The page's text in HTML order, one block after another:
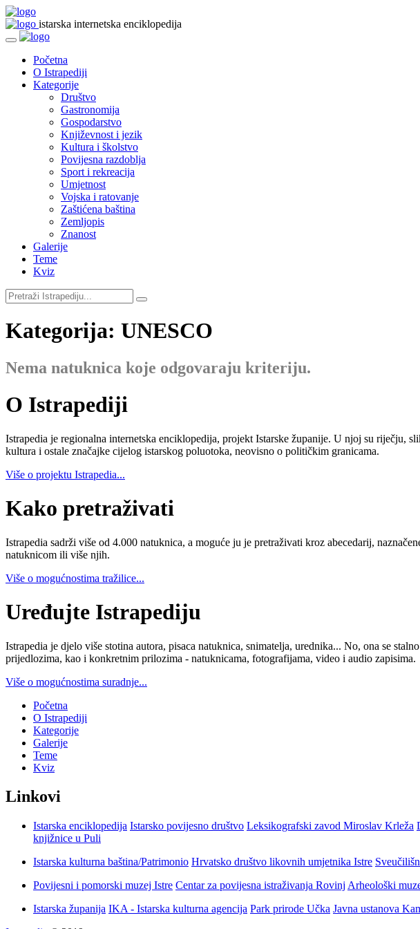
istarska internetska enciklopedija
Početna
O Istrapediji
Kategorije
Društvo
Gastronomija
Gospodarstvo
Književnost i jezik
Kultura i školstvo
Povijesna razdoblja
Sport i rekreacija
Umjetnost
Vojska i ratovanje
Zaštićena baština
Zemljopis
Znanost
Galerije
Teme
Kviz
Kategorija: UNESCO
Nema natuknica koje odgovaraju kriteriju.
O Istrapediji
Istrapedia je regionalna internetska enciklopedija, projekt Istarske županije. U njoj su riječju,
kultura i ostale značajke cijelog istarskog poluotoka, neovisno o političkim granicama.
Više o projektu Istrapedia...
Kako pretraživati
Istrapedia sadrži više od 4.000 natuknica, a moguće ju je pretraživati kroz abecedarij,
natuknicom ili više njih.
Više o mogućnostima tražilice...
Uređujte Istrapediju
Istrapedia je djelo više stotina autora, pisaca natuknica, snimatelja, urednika... No, ona se
prijedlozima, kao i konkretnim prilozima - natuknicama, fotografijama, video i audio zapisima.
Više o mogućnostima suradnje...
Početna
O Istrapediji
Kategorije
Galerije
Teme
Kviz
Linkovi
Istarska enciklopedija Istarsko povijesno društvo Leksikografski zavod Miroslav Krleža
knjižnice u Puli
Istarska kulturna baština/Patrimonio Hrvatsko društvo likovnih umjetnika Istre
Povijesni i pomorski muzej Istre Centar za povijesna istraživanja Rovinj Arheološki
Istarska županija IKA - Istarska kulturna agencija Park prirode Učka Javna ustanova